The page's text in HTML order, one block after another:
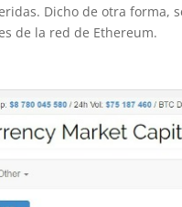
Dicho de otra forma,
de la red de Ethereum.